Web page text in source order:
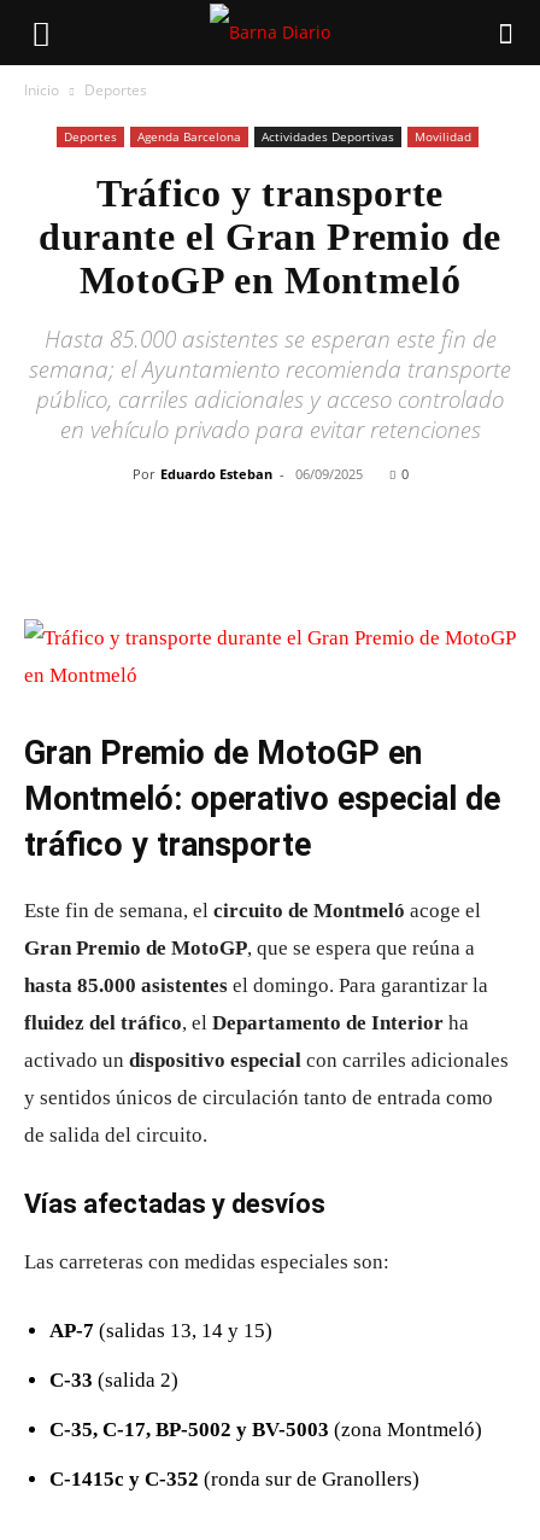
Inicio Deportes
Deportes Agenda Barcelona Actividades Deportivas Movilidad
Tráfico y transporte
durante el Gran Premio de
MotoGP en Montmeló
Hasta 85.000 asistentes se esperan este fin de
semana; el Ayuntamiento recomienda transporte
público, carriles adicionales y acceso controlado
en vehículo privado para evitar retenciones
Por Eduardo Esteban - 06/09/2025 0
Gran Premio de MotoGP en
Montmeló: operativo especial de
tráfico y transporte
Este fin de semana, el circuito de Montmeló acoge el
Gran Premio de MotoGP, que se espera que reúna a
hasta 85.000 asistentes el domingo. Para garantizar la
fluidez del tráfico, el Departamento de Interior ha
activado un dispositivo especial con carriles adicionales
y sentidos únicos de circulación tanto de entrada como
de salida del circuito.
Vías afectadas y desvíos
Las carreteras con medidas especiales son:
AP-7 (salidas 13, 14 y 15)
C-33 (salida 2)
C-35, C-17, BP-5002 y BV-5003 (zona Montmeló)
C-1415c y C-352 (ronda sur de Granollers)